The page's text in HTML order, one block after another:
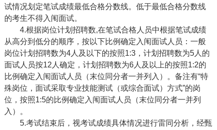
试情况划定笔试成绩最低合格分数线。低于最低合格分数线
的考生不得入闱 面试。
4.根据岗位计划招聘数,在笔试合格人员中根据笔试成绩
从高分到低分的顺序，按以下比例确定入闱面试人员： 一般
岗位计划招聘数为4人及以下的按照1:3，计划招聘数为5人的
面试人员按12人确定，计划招聘数为6人及以上的按照1:2的
比例确定入闱面试人员（末位同分者一并列入）。 备注有“特
殊岗位，面试采取专业技能测试（或综合面试）方式”的岗
位，按照1:5的比例确定入闱面试人员（末位同分者一并列
入） 。
5.考试结束后，视考试成绩具体情况进行雷同分析，经甄